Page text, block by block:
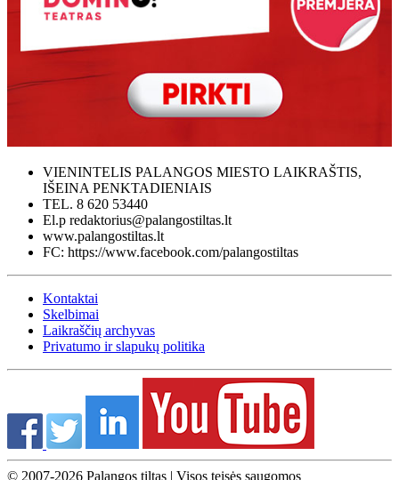
VIENINTELIS PALANGOS MIESTO LAIKRAŠTIS,
IŠEINA PENKTADIENIAIS
TEL. 8 620 53440
El.p redaktorius@palangostiltas.lt
www.palangostiltas.lt
FC: https://www.facebook.com/palangostiltas
Kontaktai
Skelbimai
Laikraščių archyvas
Privatumo ir slapukų politika
© 2007-2026 Palangos tiltas | Visos teisės saugomos